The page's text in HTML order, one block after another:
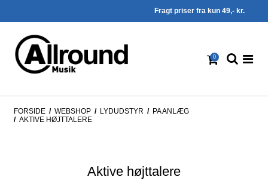
Fragt priser fra kun 49,- kr.
0
FORSIDE / WEBSHOP / LYDUDSTYR / PA ANLÆG
/ AKTIVE HØJTTALERE
Aktive højttalere